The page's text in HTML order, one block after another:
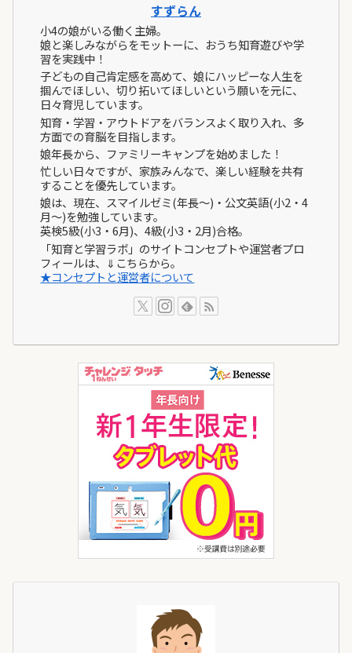
すずらん
小4の娘がいる働く主婦。
娘と楽しみながらをモットーに、おうち知育遊びや学
習を実践中！
子どもの自己肯定感を高めて、娘にハッピーな人生を
掴んでほしい、切り拓いてほしいという願いを元に、
日々育児しています。
知育・学習・アウトドアをバランスよく取り入れ、多
方面での育脳を目指します。
娘年長から、ファミリーキャンプを始めました！
忙しい日々ですが、家族みんなで、楽しい経験を共有
することを優先しています。
娘は、現在、スマイルゼミ(年長～)・公文英語(小2・4
月～)を勉強しています。
英検5級(小3・6月)、4級(小3・2月)合格。
「知育と学習ラボ」のサイトコンセプトや運営者プロ
フィールは、⇓こちらから。
★コンセプトと運営者について